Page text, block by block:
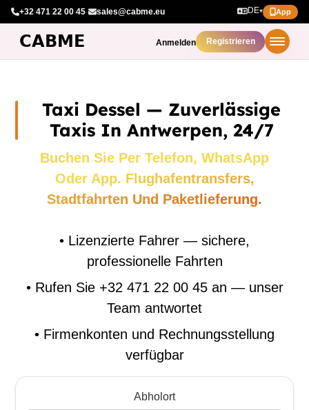
+32 471 22 00 45· sales@cabme.eu DE▾ App
Anmelden Registrieren
Taxi Dessel — Zuverlässige
Taxis In Antwerpen, 24/7
Buchen Sie Per Telefon, WhatsApp
Oder App. Flughafentransfers,
Stadtfahrten Und Paketlieferung.
• Lizenzierte Fahrer — sichere,
professionelle Fahrten
• Rufen Sie +32 471 22 00 45 an — unser
Team antwortet
• Firmenkonten und Rechnungsstellung
verfügbar
Abholort